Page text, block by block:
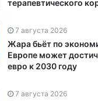
терапевтического
7 августа 2026
Жара бьёт по
Европе может
евро к 2030 году
7 августа 2026